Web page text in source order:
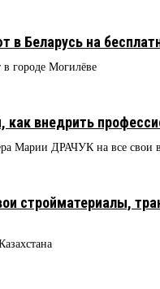
Беларусь на
в городе Могилёве
как внедрить
Марии ДРАЧУК на все свои
стройматериалы,